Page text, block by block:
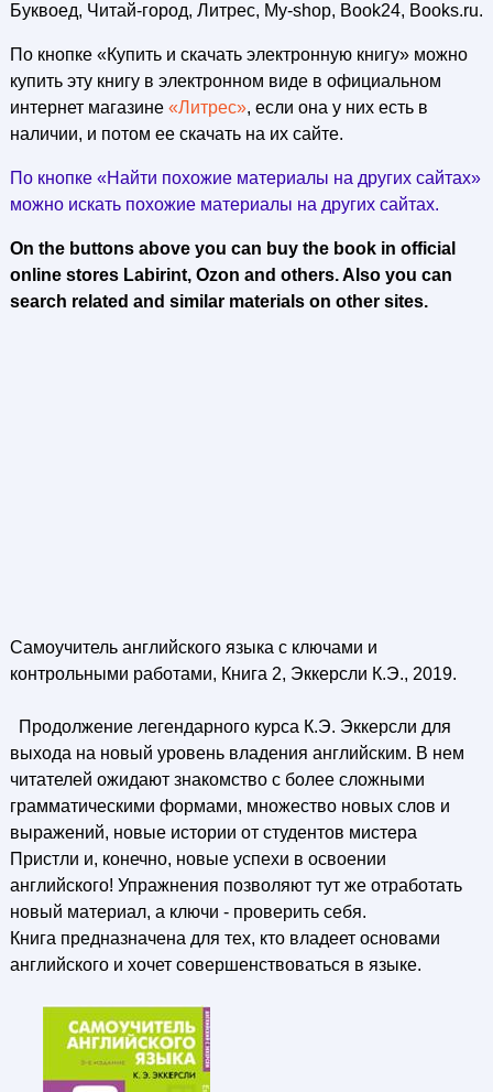
Буквоед, Читай-город, Литрес, My-shop, Book24, Books.ru.
По кнопке «Купить и скачать электронную книгу» можно
купить эту книгу в электронном виде в официальном
интернет магазине «Литрес», если она у них есть в
наличии, и потом ее скачать на их сайте.
По кнопке «Найти похожие материалы на других сайтах»
можно искать похожие материалы на других сайтах.
On the buttons above you can buy the book in official
online stores Labirint, Ozon and others. Also you can
search related and similar materials on other sites.
Самоучитель английского языка с ключами и
контрольными работами, Книга 2, Эккерсли К.Э., 2019.
Продолжение легендарного курса К.Э. Эккерсли для
выхода на новый уровень владения английским. В нем
читателей ожидают знакомство с более сложными
грамматическими формами, множество новых слов и
выражений, новые истории от студентов мистера
Пристли и, конечно, новые успехи в освоении
английского! Упражнения позволяют тут же отработать
новый материал, а ключи - проверить себя.
Книга предназначена для тех, кто владеет основами
английского и хочет совершенствоваться в языке.